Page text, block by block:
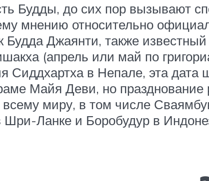
Будды, до сих пор вызывают
мнению относительно
Джаянти, также
(апрель или май по
в Непале, эта дата
Майя Деви, но празднование
миру, в том числе
Ланке и Боробудур в